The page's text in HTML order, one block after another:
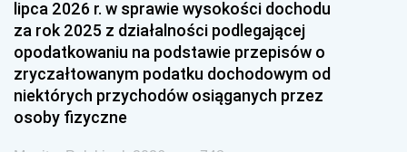
lipca 2026 r. w sprawie wysokości dochodu
za rok 2025 z działalności podlegającej
opodatkowaniu na podstawie przepisów o
zryczałtowanym podatku dochodowym od
niektórych przychodów osiąganych przez
osoby fizyczne